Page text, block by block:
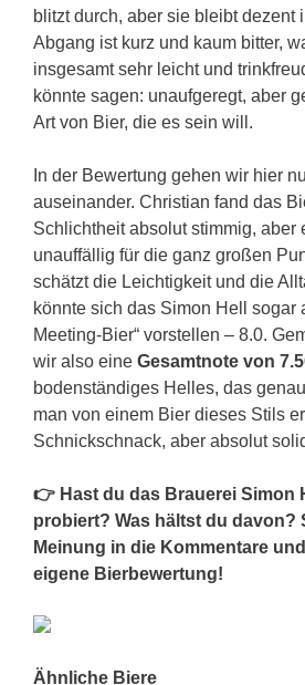
blitzt durch, aber sie bleibt dezent
Abgang ist kurz und kaum bitter,
insgesamt sehr leicht und
könnte sagen: unaufgeregt, aber
Art von Bier, die es sein will.
In der Bewertung gehen wir hier
auseinander. Christian fand das
Schlichtheit absolut stimmig, aber
unauffällig für die ganz großen
schätzt die Leichtigkeit und die
könnte sich das Simon Hell sogar
Meeting-Bier“ vorstellen – 8.0.
wir also eine Gesamtnote von
bodenständiges Helles, das
man von einem Bier dieses Stils
Schnickschnack, aber absolut
👉 Hast du das Brauerei Simon
probiert? Was hältst du davon?
Meinung in die Kommentare
eigene Bierbewertung!
Ähnliche Biere